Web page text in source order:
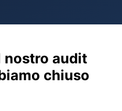
nostro audit
chiuso